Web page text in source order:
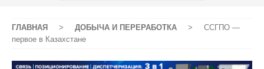
ГЛАВНАЯ > ДОБЫЧА И ПЕРЕРАБОТКА >
ССГПО —
первое в Казахстане